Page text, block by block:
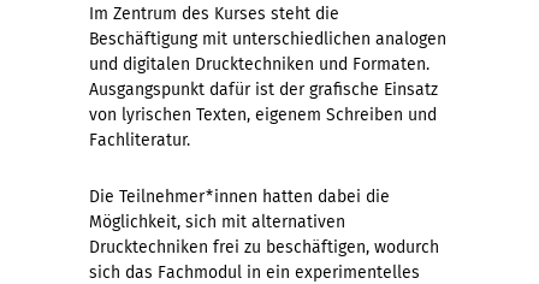
Im Zentrum des Kurses steht die
Beschäftigung mit unterschiedlichen analogen
und digitalen Drucktechniken und Formaten.
Ausgangspunkt dafür ist der grafische Einsatz
von lyrischen Texten, eigenem Schreiben und
Fachliteratur.
Die Teilnehmer*innen hatten dabei die
Möglichkeit, sich mit alternativen
Drucktechniken frei zu beschäftigen, wodurch
sich das Fachmodul in ein experimentelles